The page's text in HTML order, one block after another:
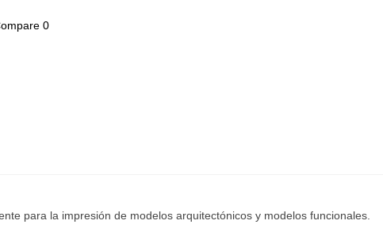
0
para la impresión de modelos arquitectónicos y modelos funcionales.